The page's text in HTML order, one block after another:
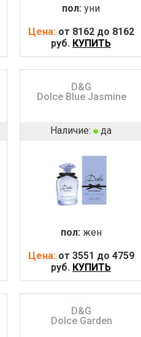
пол: уни
Цена: от 8162 до 8162
руб. КУПИТЬ
D&G
Dolce Blue Jasmine
Наличие: да
пол: жен
Цена: от 3551 до 4759
руб. КУПИТЬ
D&G
Dolce Garden